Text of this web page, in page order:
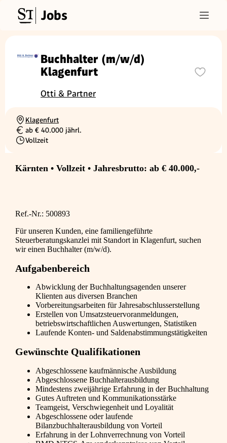
Jobs
Buchhalter (m/w/d)
Klagenfurt
Otti & Partner
Ortschaft
Klagenfurt
Gehalt
ab € 40.000 jährl.
Beschäftigungsart
Vollzeit
Kärnten • Vollzeit • Jahresbrutto: ab € 40.000,-
Ref.-Nr.: 500893
Für unseren Kunden, eine familiengeführte
Steuerberatungskanzlei mit Standort in Klagenfurt, suchen
wir einen Buchhalter (m/w/d).
Aufgabenbereich
Abwicklung der Buchhaltungsagenden unserer
Klienten aus diversen Branchen
Vorbereitungsarbeiten für Jahresabschlusserstellung
Erstellen von Umsatzsteuervoranmeldungen,
betriebswirtschaftlichen Auswertungen, Statistiken
Laufende Konten- und Saldenabstimmungstätigkeiten
Gewünschte Qualifikationen
Abgeschlossene kaufmännische Ausbildung
Abgeschlossene Buchhalterausbildung
Mindestens zweijährige Erfahrung in der Buchhaltung
Gutes Auftreten und Kommunikationsstärke
Teamgeist, Verschwiegenheit und Loyalität
Abgeschlossene oder laufende
Bilanzbuchhalterausbildung von Vorteil
Erfahrung in der Lohnverrechnung von Vorteil